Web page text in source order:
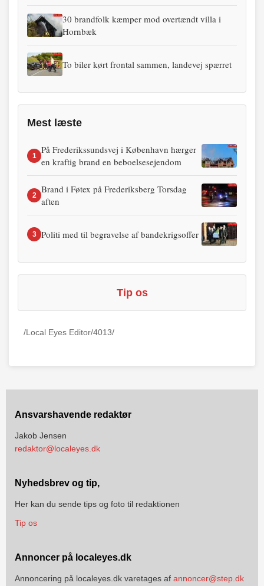
30 brandfolk kæmper mod overtændt villa i
Hornbæk
To biler kørt frontal sammen, landevej spærret
Mest læste
1
På Frederikssundsvej i København hærger
en kraftig brand en beboelsesejendom
2
Brand i Føtex på Frederiksberg Torsdag
aften
3 Politi med til begravelse af bandekrigsoffer
Tip os
/Local Eyes Editor/4013/
Ansvarshavende redaktør
Jakob Jensen
redaktor@localeyes.dk
Nyhedsbrev og tip,
Her kan du sende tips og foto til redaktionen
Tip os
Annoncer på localeyes.dk
Annoncering på localeyes.dk varetages af annoncer@step.dk